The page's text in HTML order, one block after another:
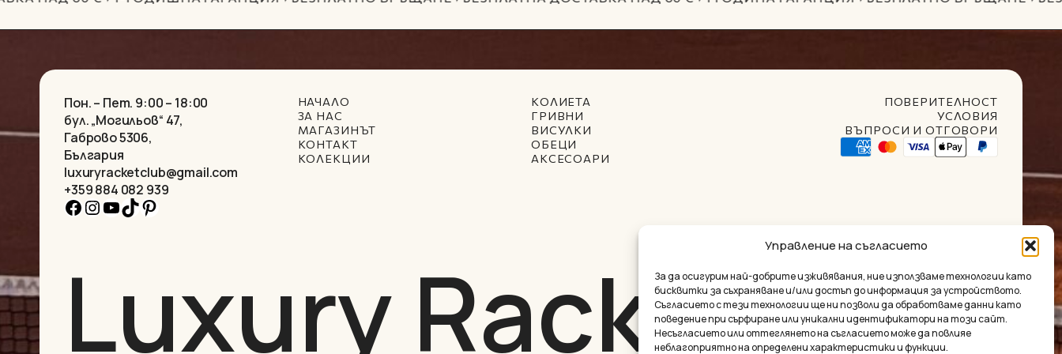
Управление на съгласието
За да осигурим най-добрите изживявания, ние използваме технологии като
бисквитки за съхраняване и/или достъп до информация за устройството.
Съгласието с тези технологии ще ни позволи да обработваме данни като
поведение при сърфиране или уникални идентификатори на този сайт.
Несъгласието или оттеглянето на съгласието може да повлияе
неблагоприятно на определени характеристики и функции.
Междинна сума:
Пон. – Пет. 9:00 – 18:00
бул. „Могильов“ 47,
Габрово 5306,
България
luxuryracketclub@gmail.com
+359 884 082 939
Facebook
Instagram
YouTube
TikTok
Pinterest
НАЧАЛО
ЗА НАС
МАГАЗИНЪТ
КОНТАКТ
КОЛЕКЦИИ
КОЛИЕТА
ГРИВНИ
ВИСУЛКИ
ОБЕЦИ
АКСЕСОАРИ
ПОВЕРИТЕЛНОСТ
УСЛОВИЯ
ВЪПРОСИ И ОТГОВОРИ
Luxury Racket Club